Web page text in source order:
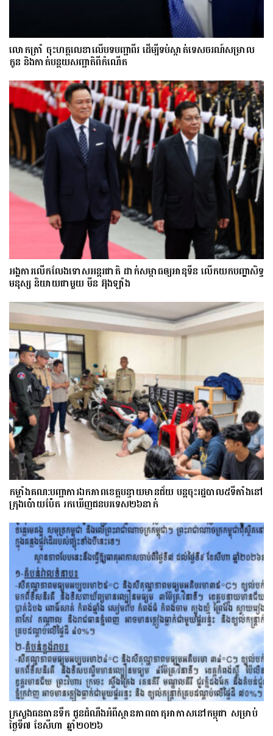
លោក​ត្រាំ ចុះហត្ថលេខាលើបទបញ្ជាពីរ ដើម្បីទប់ស្កាត់ទេស​ចរណ៍សម្រាល
កូន និងកាត់បន្ថយសញ្ជាតិពីកំណើត
អង្គការលើកលែងទោសអន្តរជាតិ ដាក់សម្ពាធឲ្យអានុទីន លើកយកបញ្ហាសិទ្ធ
មនុស្ស និយាយជាមួយ មីន អ៊ុងឡាំង
កម្លាំងគណ:បញ្ជាការឯកភាពខេត្តបន្ទាយមានជ័យ បន្តចុះរដ្ឋបាល៥ទីតាំងនៅ
ក្រុងប៉ោយប៉ែត រកឃើញជនបរទេស២៦នាក់
ក្រសួងធនធានទឹក ជូនដំណឹងអំពីស្ថានភាពធាតុអាកាសនៅកម្ពុជា សម្រាប់
ថ្ងៃទី៧ ខែសីហា ឆ្នាំ២០២៦